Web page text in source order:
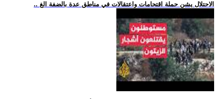
.. الاحتلال يشن حملة اقتحامات واعتقالات في مناطق عدة بالضفة الغ